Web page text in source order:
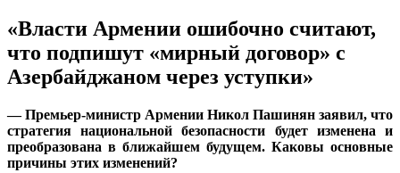
«Власти Армении ошибочно считают,
что подпишут «мирный договор» с
Азербайджаном через уступки»
— Премьер-министр Армении Никол Пашинян заявил, что
стратегия национальной безопасности будет изменена и
преобразована в ближайшем будущем. Каковы основные
причины этих изменений?